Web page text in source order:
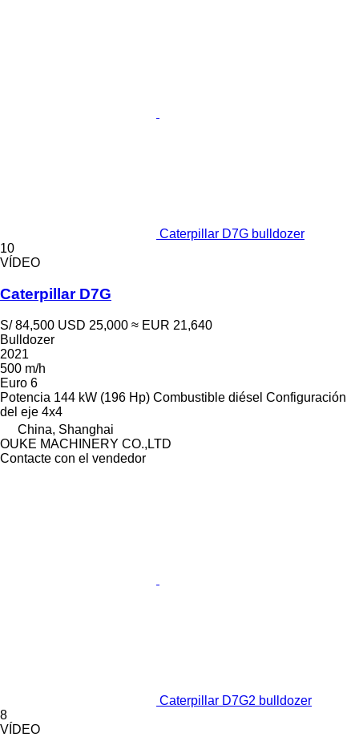
Caterpillar D7G bulldozer
10
VÍDEO
Caterpillar D7G
S/ 84,500 USD 25,000 ≈ EUR 21,640
Bulldozer
2021
500 m/h
Euro 6
Potencia 144 kW (196 Hp) Combustible diésel Configuración
del eje 4x4
China, Shanghai
OUKE MACHINERY CO.,LTD
Contacte con el vendedor
Caterpillar D7G2 bulldozer
8
VÍDEO